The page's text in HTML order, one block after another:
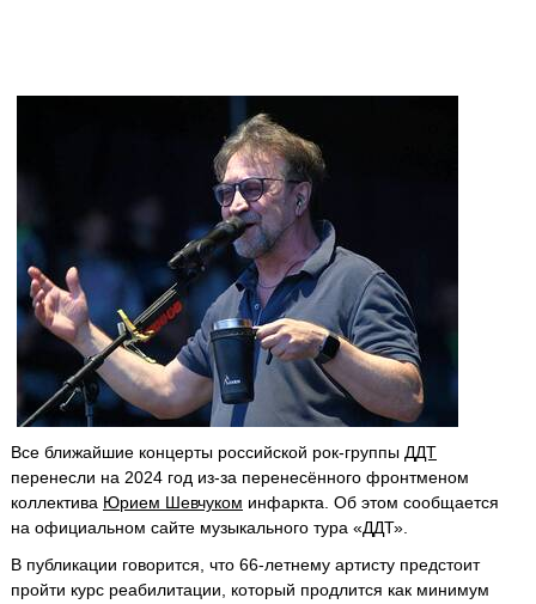
Все ближайшие концерты российской рок-группы ДДТ
перенесли на 2024 год из-за перенесённого фронтменом
коллектива Юрием Шевчуком инфаркта. Об этом сообщается
на официальном сайте музыкального тура «ДДТ».
В публикации говорится, что 66-летнему артисту предстоит
пройти курс реабилитации, который продлится как минимум